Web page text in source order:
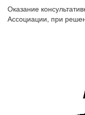
Оказание
Ассоциации, при